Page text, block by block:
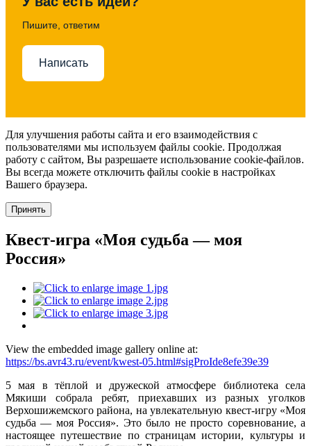
Пишите, ответим
Написать
Для улучшения работы сайта и его взаимодействия с
пользователями мы используем файлы cookie. Продолжая
работу с сайтом, Вы разрешаете использование cookie-файлов.
Вы всегда можете отключить файлы cookie в настройках
Вашего браузера.
Принять
Квест-игра «Моя судьба — моя
Россия»
View the embedded image gallery online at:
https://bs.avr43.ru/event/kwest-05.html#sigProIde8efe39e39
5 мая в тёплой и дружеской атмосфере библиотека села
Мякиши собрала ребят, приехавших из разных уголков
Верхошижемского района, на увлекательную квест-игру «Моя
судьба — моя Россия». Это было не просто соревнование, а
настоящее путешествие по страницам истории, культуры и